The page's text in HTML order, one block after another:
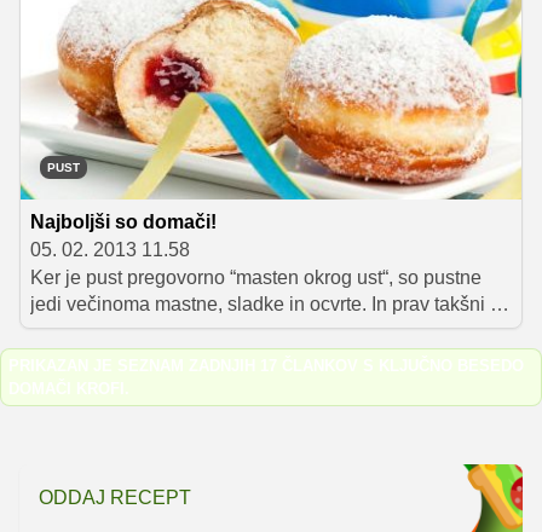
rumenjak!
PUST
Najboljši so domači!
05. 02. 2013 11.58
Ker je pust pregovorno “masten okrog ust“, so pustne
jedi večinoma mastne, sladke in ocvrte. In prav takšni so
tudi pravi pustni krofi, zato naj nikar ne manjkajo na vaši
praznični mizi!
PRIKAZAN JE SEZNAM ZADNJIH 17 ČLANKOV S KLJUČNO BESEDO
DOMAČI KROFI .
ODDAJ RECEPT